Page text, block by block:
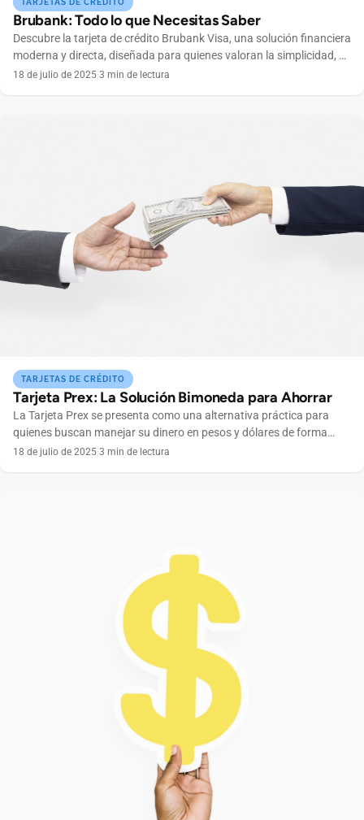
TARJETAS DE CRÉDITO
Brubank: Todo lo que Necesitas Saber
Descubre la tarjeta de crédito Brubank Visa, una solución financiera
moderna y directa, diseñada para quienes valoran la simplicidad, el
control total desde una app y la seguridad en cada una de sus
18 de julio de 2025·3 min de lectura
TARJETAS DE CRÉDITO
Tarjeta Prex: La Solución Bimoneda para Ahorrar
La Tarjeta Prex se presenta como una alternativa práctica para
quienes buscan manejar su dinero en pesos y dólares de forma
simple y sin complicaciones. Pensada para el día a día y el ahorro,
18 de julio de 2025·3 min de lectura